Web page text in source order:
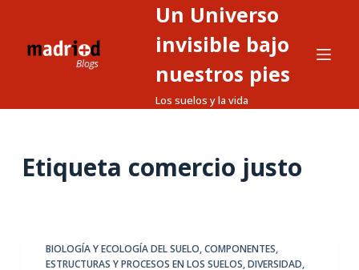
Un Universo
invisible bajo
nuestros pies
Los suelos y la vida
Etiqueta comercio justo
BIOLOGÍA Y ECOLOGÍA DEL SUELO,COMPONENTES,
ESTRUCTURAS Y PROCESOS EN LOS SUELOS,DIVERSIDAD,